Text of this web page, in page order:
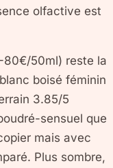
olfactive est
80€/50ml) reste la
boisé féminin
3.85/5
sensuel que
mais avec
Plus sombre,